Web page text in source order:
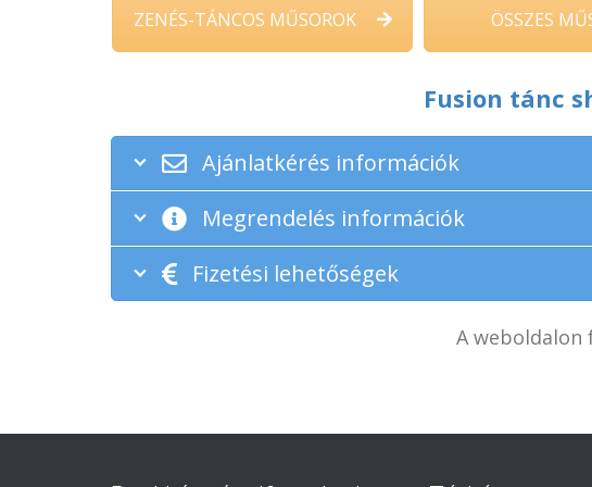
ZENÉS-TÁNCOS MŰSOROK ÖSSZES
Fusion tánc
Ajánlatkérés információk
Megrendelés információk
Fizetési lehetőségek
A